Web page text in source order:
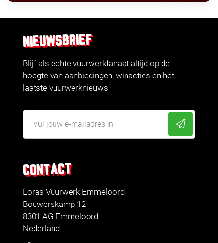
CONTACT
Loras Vuurwerk Emmeloord
Bouwerskamp 12
8301 AG Emmeloord
Nederland
NIEUWSBRIEF
Blijf als echte vuurwerkfanaat altijd op de
hoogte van aanbiedingen, winacties en het
laatste vuurwerknieuws!